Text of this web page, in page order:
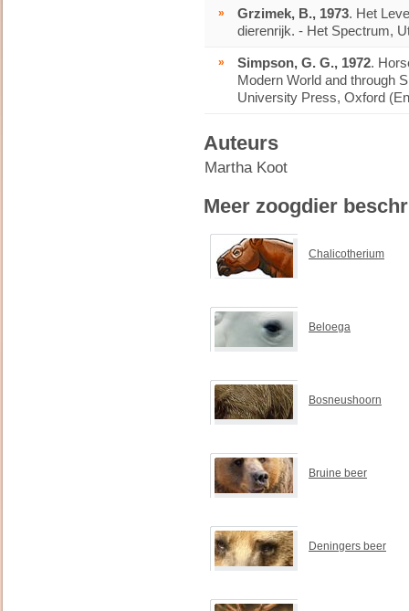
» Grzimek, B., 1973. Het
dierenrijk. - Het Spectrum,
» Simpson, G. G., 1972.
Modern World and through
University Press, Oxford
Auteurs
Martha Koot
Meer zoogdier
Chalicotherium
Beloega
Bosneushoorn
Bruine beer
Deningers beer